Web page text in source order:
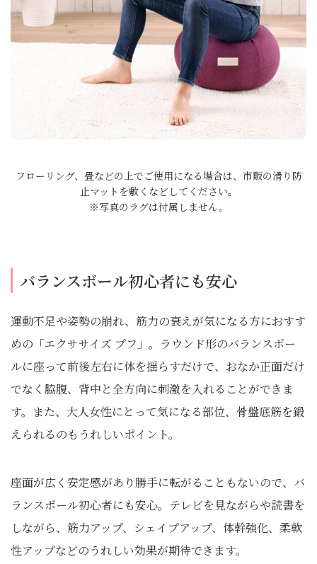
フローリング、畳などの上でご使用になる場合は、市販の滑り防
止マットを敷くなどしてください。
※写真のラグは付属しません。
バランスボール初心者にも安心
運動不足や姿勢の崩れ、筋力の衰えが気になる方におすす
めの「エクササイズ プフ」。ラウンド形のバランスボー
ルに座って前後左右に体を揺らすだけで、おなか正面だけ
でなく脇腹、背中と全方向に刺激を入れることができま
す。また、大人女性にとって気になる部位、骨盤底筋を鍛
えられるのもうれしいポイント。
座面が広く安定感があり勝手に転がることもないので、バ
ランスボール初心者にも安心。テレビを見ながらや読書を
しながら、筋力アップ、シェイプアップ、体幹強化、柔軟
性アップなどのうれしい効果が期待できます。